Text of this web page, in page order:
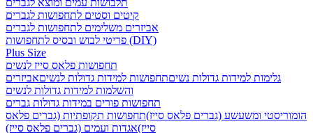
תלבושות עמים ומוצא לגברים
קיטים וסטים לתחפושות לגברים
אביזרים משלימים לתחפושות לגברים
פריטי לבוש ובסיס לתחפושות (DIY)
Plus Size
תחפושות פלאס סייז לנשים
גלימות למידות גדולות נשיםתחפושות למידות גדולות לנשיםאביזרים
והשלמות למידות גדולות לנשים
תחפושות פורים במידות גדולות גברים
הומוריסטי ומשעשע (גברים פלאס סייז)תחפושות תקופתיות (גברים פלאס
סייז)אגדות ועמים (גברים פלאס סייז)